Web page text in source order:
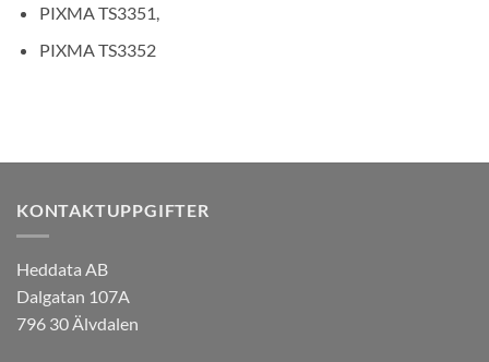
PIXMA TS3351,
PIXMA TS3352
KONTAKTUPPGIFTER
Heddata AB
Dalgatan 107A
796 30 Älvdalen